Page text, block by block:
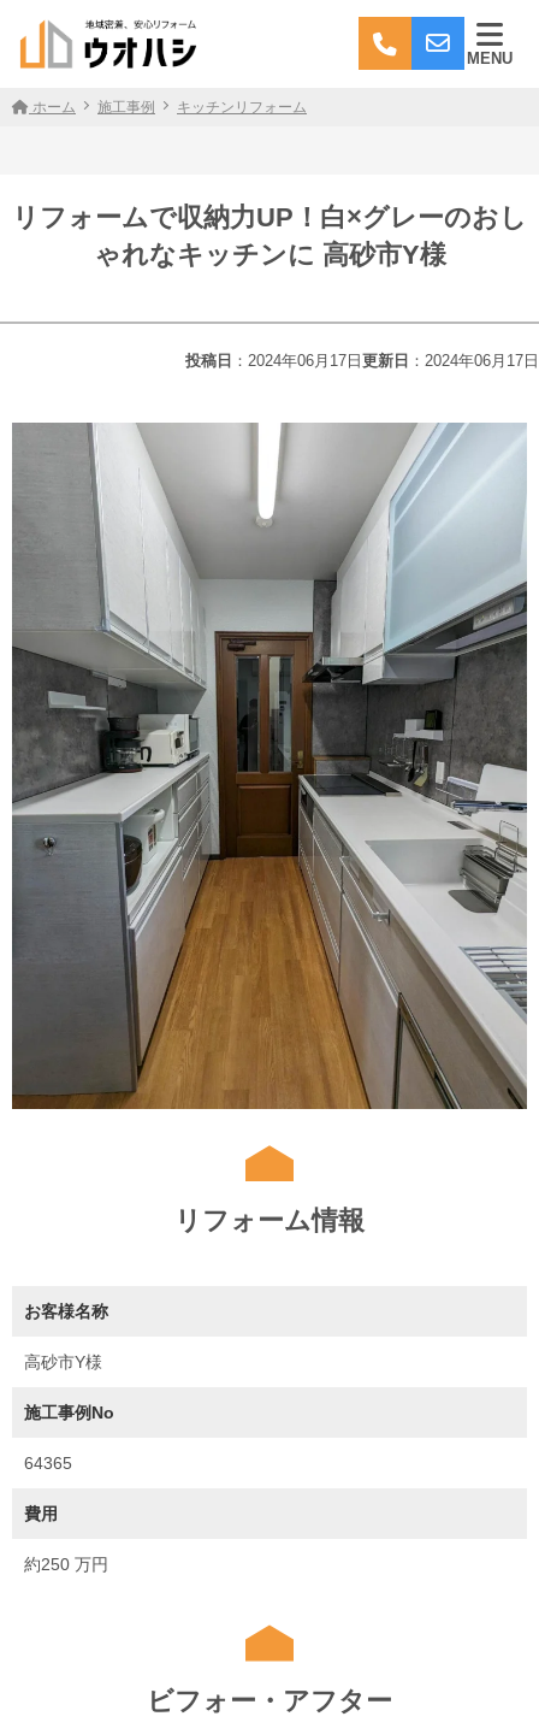
MENU
ホーム 施工事例 キッチンリフォーム
リフォームで収納力UP！白×グレーのおし
ゃれなキッチンに 高砂市Y様
投稿日 ：2024年06月17日 更新日 ：2024年06月17日
リフォーム情報
お客様名称
高砂市Y様
施工事例No
64365
費用
約250 万円
ビフォー・アフター